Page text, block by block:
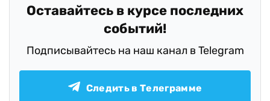
Оставайтесь в курсе последних
событий!
Подписывайтесь на наш канал в Telegram
Следить в Телеграмме